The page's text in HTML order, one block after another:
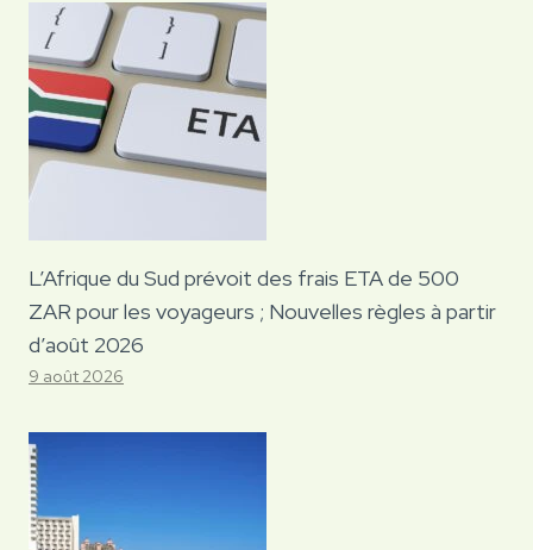
L’Afrique du Sud prévoit des frais ETA de 500
ZAR pour les voyageurs ; Nouvelles règles à partir
d’août 2026
9 août 2026